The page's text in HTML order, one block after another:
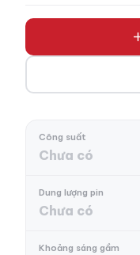
Công suất
Chưa có
Dung lượng pin
Chưa có
Khoảng sáng gầm